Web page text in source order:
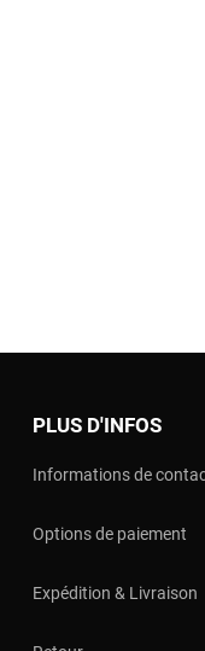
PLUS D'INFOS
Informations de
Options de paiement
Expédition & Livraison